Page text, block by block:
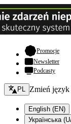
Promocje-
Newsletter
Podcasty
Zmień język -
PL Zmień język
English (EN)
Українська